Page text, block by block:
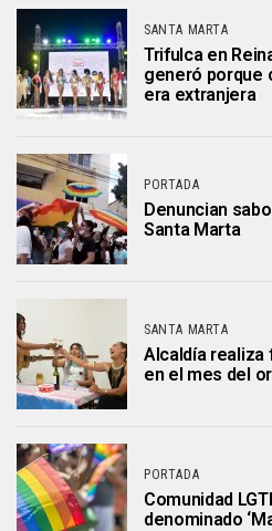
SANTA MARTA
Trifulca en
generó porque
era extranjera
PORTADA
Denuncian
Santa Marta
SANTA MARTA
Alcaldía realiza
en el mes del
PORTADA
Comunidad
denominado